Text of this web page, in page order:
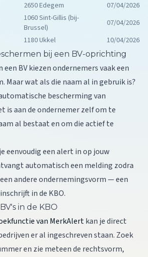
2650 Edegem
07/04/2026
1060 Sint-Gillis (bij-
Brussel)
07/04/2026
1180 Ukkel 10/04/2026
bij een BV-oprichting
BV kiezen ondernemers vaak een
Maar wat als die naam al in gebruik is?
bescherming van
is aan de ondernemer zelf om te
al bestaat en om die actief te
eenvoudig een alert in op jouw
automatisch een melding zodra
andere ondernemingsvorm — een
in de KBO.
in de KBO
van MerkAlertkan je direct
er al ingeschreven staan. Zoek
en zie meteen de rechtsvorm,